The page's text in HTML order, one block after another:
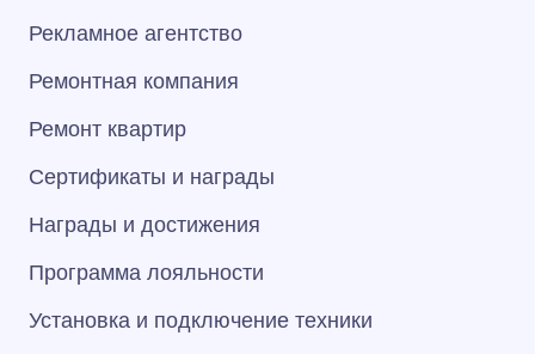
Рекламное агентство
Ремонтная компания
Ремонт квартир
Сертификаты и награды
Награды и достижения
Программа лояльности
Установка и подключение техники